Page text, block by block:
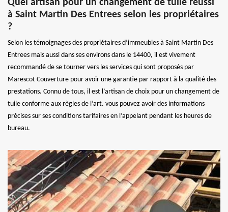
Quel artisan pour un changement de tuile réussi
à Saint Martin Des Entrees selon les propriétaires
?
Selon les témoignages des propriétaires d’immeubles à Saint Martin Des
Entrees mais aussi dans ses environs dans le 14400, il est vivement
recommandé de se tourner vers les services qui sont proposés par
Marescot Couverture pour avoir une garantie par rapport à la qualité des
prestations. Connu de tous, il est l’artisan de choix pour un changement de
tuile conforme aux règles de l’art. vous pouvez avoir des informations
précises sur ses conditions tarifaires en l’appelant pendant les heures de
bureau.